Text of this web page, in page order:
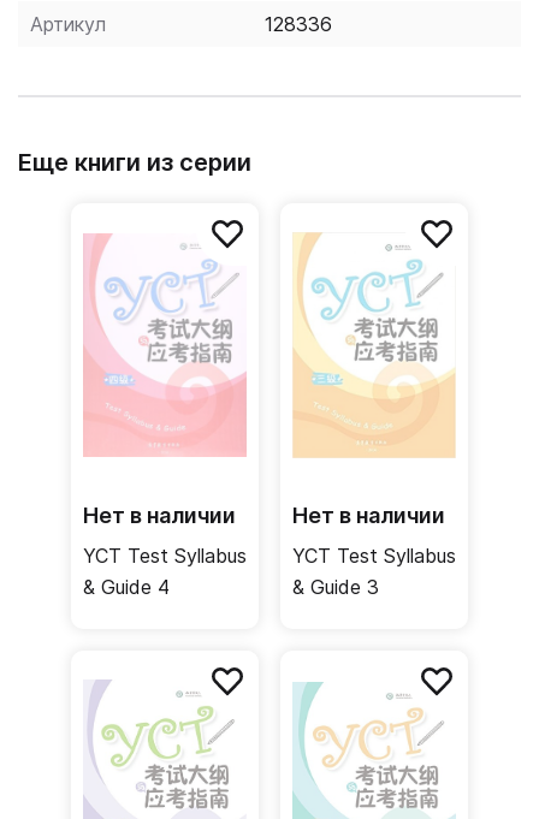
Артикул 128336
Еще книги из серии
Нет в наличии
YCT Test Syllabus
& Guide 4
Нет в наличии
YCT Test Syllabus
& Guide 3